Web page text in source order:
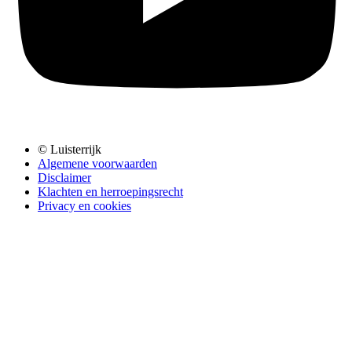
© Luisterrijk
Algemene voorwaarden
Disclaimer
Klachten en herroepingsrecht
Privacy en cookies